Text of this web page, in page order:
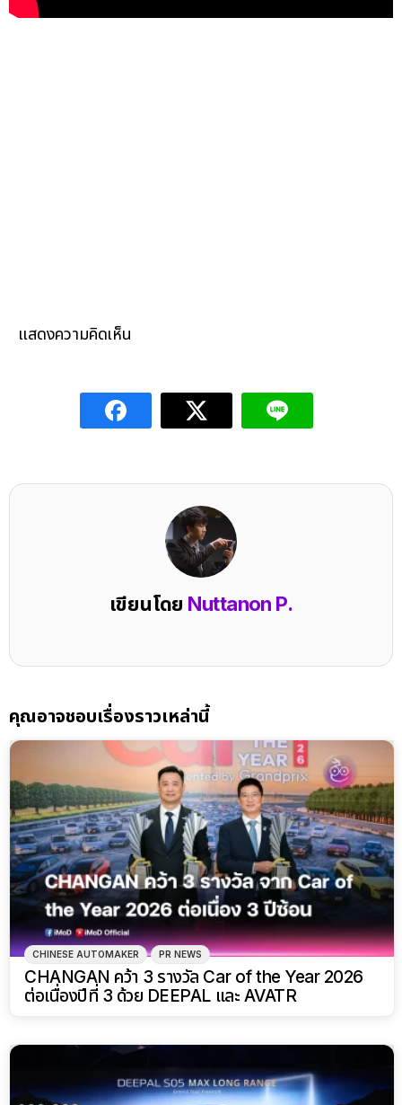
แสดงความคิดเห็น
เขียนโดย Nuttanon P.
คุณอาจชอบเรื่องราวเหล่านี้
CHINESE AUTOMAKER PR NEWS
CHANGAN คว้า 3 รางวัล Car of the Year 2026
ต่อเนื่องปีที่ 3 ด้วย DEEPAL และ AVATR